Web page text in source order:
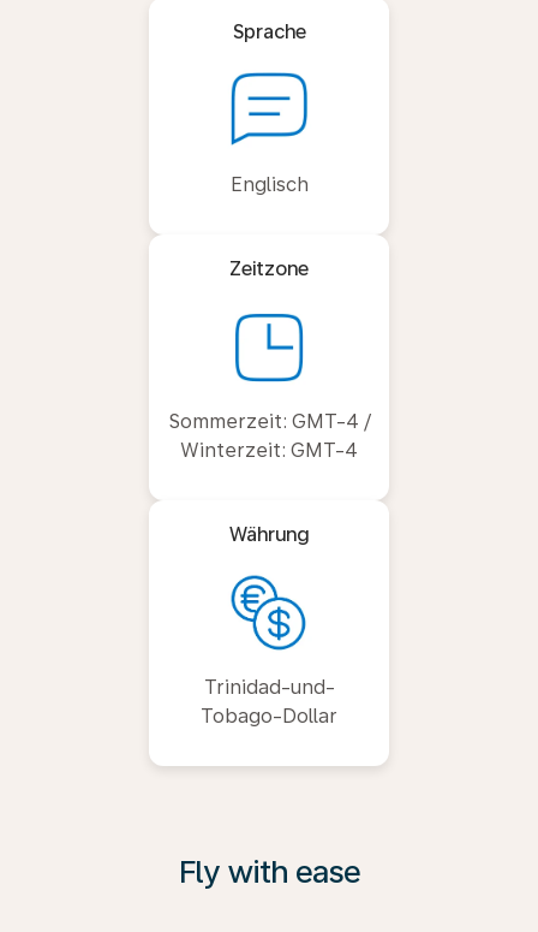
Sprache
Englisch
Zeitzone
Sommerzeit: GMT-4 /
Winterzeit: GMT-4
Währung
Trinidad-und-
Tobago-Dollar
Fly with ease